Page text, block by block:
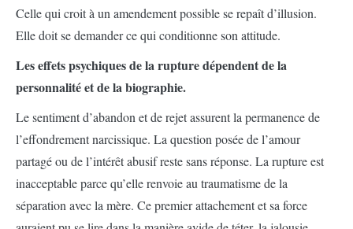
Celle qui croit à un amendement possible se repaît d’illusion.
Elle doit se demander ce qui conditionne son attitude.
Les effets psychiques de la rupture dépendent de la
personnalité et de la biographie.
Le sentiment d’abandon et de rejet assurent la permanence de
l’effondrement narcissique. La question posée de l’amour
partagé ou de l’intérêt abusif reste sans réponse. La rupture est
inacceptable parce qu’elle renvoie au traumatisme de la
séparation avec la mère. Ce premier attachement et sa force